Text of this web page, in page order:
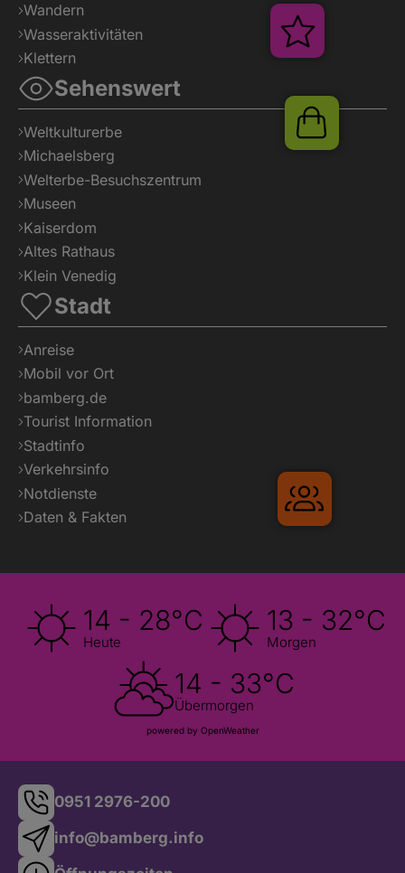
Wandern
Wasseraktivitäten
Klettern
Sehenswert
Weltkulturerbe
Michaelsberg
Welterbe-Besuchszentrum
Museen
Kaiserdom
Altes Rathaus
Klein Venedig
Stadt
Anreise
Mobil vor Ort
bamberg.de
Tourist Information
Stadtinfo
Verkehrsinfo
Notdienste
Daten & Fakten
14 - 28°C
Heute
13 - 32°C
Morgen
14 - 33°C
Übermorgen
powered by OpenWeather
0951 2976-200
info@bamberg.info